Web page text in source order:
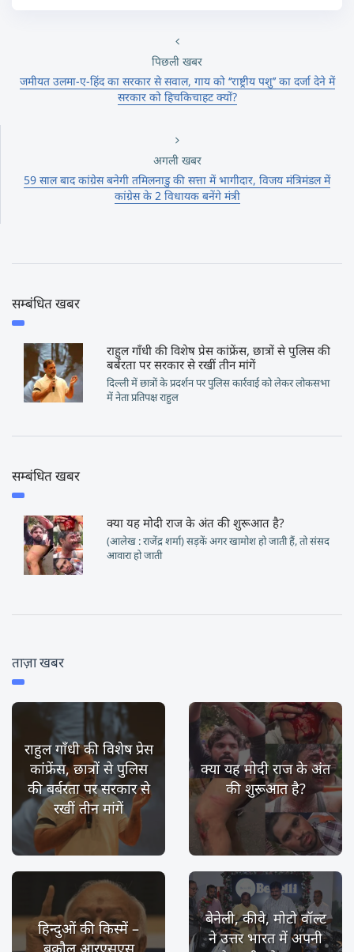
पिछली खबर
जमीयत उलमा-ए-हिंद का सरकार से सवाल, गाय को ‘‘राष्ट्रीय पशु’’ का दर्जा देने में
सरकार को हिचकिचाहट क्यों?
अगली खबर
59 साल बाद कांग्रेस बनेगी तमिलनाडु की सत्ता में भागीदार, विजय मंत्रिमंडल में
कांग्रेस के 2 विधायक बनेंगे मंत्री
सम्बंधित खबर
राहुल गाँधी की विशेष प्रेस कांफ्रेंस, छात्रों से पुलिस की
बर्बरता पर सरकार से रखीं तीन मांगें
दिल्ली में छात्रों के प्रदर्शन पर पुलिस कार्रवाई को लेकर लोकसभा
में नेता प्रतिपक्ष राहुल
सम्बंधित खबर
क्या यह मोदी राज के अंत की शुरूआत है?
(आलेख : राजेंद्र शर्मा) सड़कें अगर खामोश हो जाती हैं, तो संसद
आवारा हो जाती
ताज़ा खबर
राहुल गाँधी की विशेष प्रेस
कांफ्रेंस, छात्रों से पुलिस
की बर्बरता पर सरकार से
रखीं तीन मांगें
क्या यह मोदी राज के अंत
की शुरूआत है?
हिन्दुओं की किस्में –
बकौल आरएसएस
बेनेली, कीवे, मोटो वॉल्ट
ने उत्तर भारत में अपनी